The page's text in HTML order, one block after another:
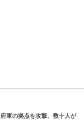
軍の拠点を攻撃、数十人が